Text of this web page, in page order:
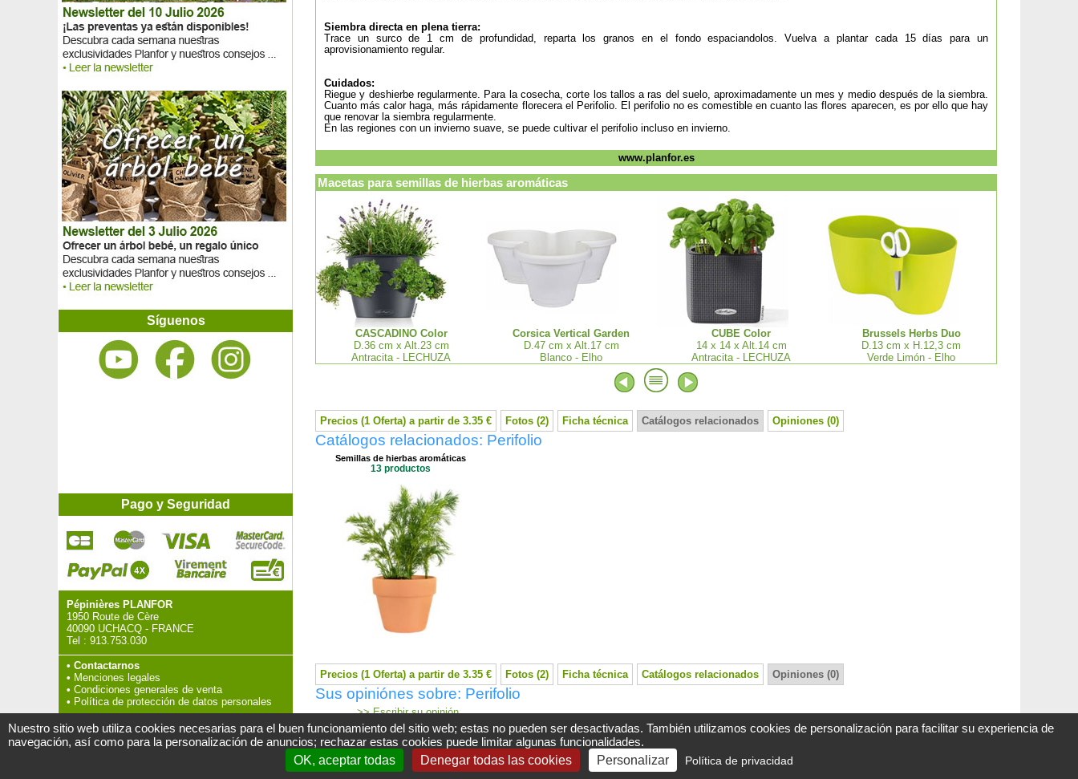
Síguenos
Siembra directa en plena tierra:
Trace un surco de 1 cm de profundidad, reparta los granos en el fondo espaciandolos. Vuelva a plantar cada 15 días para un
aprovisionamiento regular.
Cuidados:
Riegue y deshierbe regularmente. Para la cosecha, corte los tallos a ras del suelo, aproximadamente un mes y medio después de la siembra.
Cuanto más calor haga, más rápidamente florecera el Perifolio. El perifolio no es comestible en cuanto las flores aparecen, es por ello que hay
que renovar la siembra regularmente.
En las regiones con un invierno suave, se puede cultivar el perifolio incluso en invierno.
www.planfor.es
Macetas para semillas de hierbas aromáticas
CASCADINO Color
D.36 cm x Alt.23 cm
Antracita - LECHUZA
Corsica Vertical Garden
D.47 cm x Alt.17 cm
Blanco - Elho
CUBE Color
14 x 14 x Alt.14 cm
Antracita - LECHUZA
Brussels Herbs Duo
D.13 cm x H.12,3 cm
Verde Limón - Elho
Precios (1 Oferta) a partir de 3.35 € Fotos (2) Ficha técnica Catálogos relacionados Opiniones (0)
Catálogos relacionados: Perifolio
Semillas de hierbas aromáticas
13 productos
Precios (1 Oferta) a partir de 3.35 € Fotos (2) Ficha técnica Catálogos relacionados Opiniones (0)
Sus opiniónes sobre: Perifolio
>> Escribir su opinión
Pago y Seguridad
Pépinières PLANFOR
1950 Route de Cère
40090 UCHACQ - FRANCE
Tel : 913.753.030
• Contactarnos
• Menciones legales
• Condiciones generales de venta
• Política de protección de datos personales
Nuestro sitio web utiliza cookies necesarias para el buen funcionamiento del sitio web; estas no pueden ser desactivadas. También utilizamos cookies de personalización para facilitar su experiencia de
navegación, así como para la personalización de anuncios; rechazar estas cookies puede limitar algunas funcionalidades.
OK, aceptar todas
Denegar todas las cookies Personalizar Política de privacidad